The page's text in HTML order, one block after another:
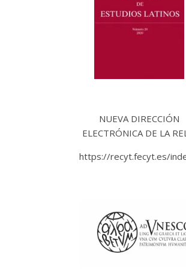
NUEVA DIRECCIÓN
ELECTRÓNICA DE LA
https://recyt.fecyt.es/